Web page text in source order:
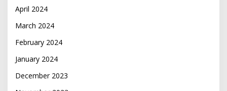
April 2024
March 2024
February 2024
January 2024
December 2023